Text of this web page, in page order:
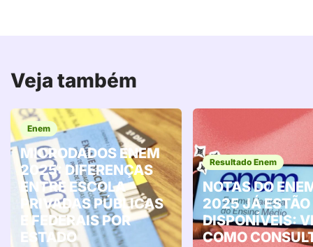
Veja também
Enem
MICRODADOS ENEM
2025: DIFERENÇAS
ENTRE ESCOLA
PRIVADAS PÚBLICAS
E FEDERAIS POR
ESTADO
Resultado Enem
NOTAS DO
2025 JÁ ESTÃO
DISPONÍVEIS:
COMO